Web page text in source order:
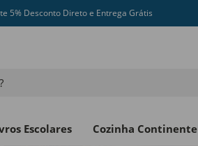
5% Desconto Direto e Entrega Grátis
Escolares Cozinha Continente